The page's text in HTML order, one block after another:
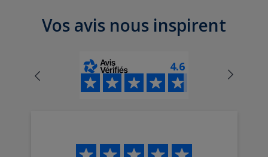
Vos avis nous inspirent
4.6